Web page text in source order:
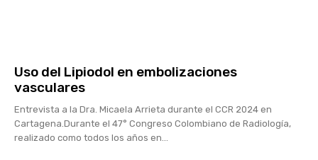
Uso del Lipiodol en embolizaciones
vasculares
Entrevista a la Dra. Micaela Arrieta durante el CCR 2024 en
Cartagena.Durante el 47° Congreso Colombiano de Radiología,
realizado como todos los años en...